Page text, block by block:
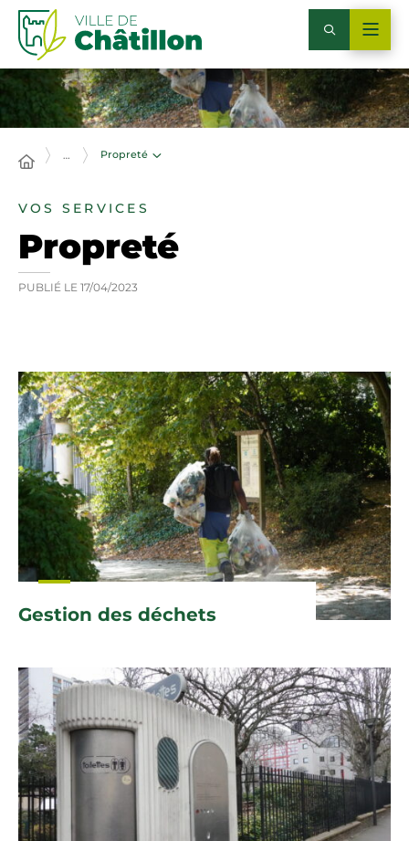
… Propreté
VOS SERVICES
Propreté
PUBLIÉ LE 17/04/2023
Gestion des déchets